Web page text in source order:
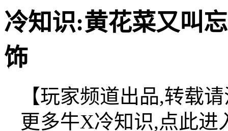
冷知识:黄花菜又叫
饰
【玩家频道出品,转载
更多牛X冷知识,点此进